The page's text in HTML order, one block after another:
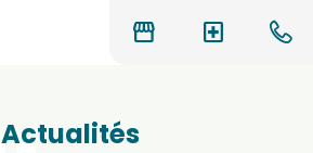
storefront local_hospital
Actualités